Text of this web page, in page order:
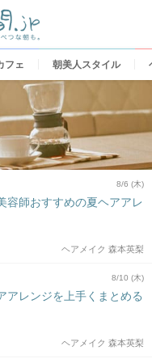
フェ 朝美人スタイル
8/6 (木)
容師おすすめの夏ヘアアレ
ヘアメイク 森本英梨
8/10 (木)
アレンジを上手くまとめる
ヘアメイク 森本英梨